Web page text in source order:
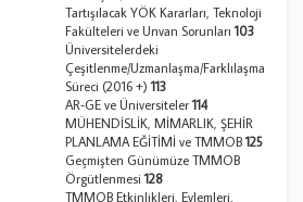
Tartışılacak YÖK Kararları, Teknoloji
Fakülteleri ve Unvan Sorunları103
Üniversitelerdeki
Çeşitlenme/Uzmanlaşma/Farklılaşma
Süreci (2016 +)113
AR-GE ve Üniversiteler114
MÜHENDİSLİK, MİMARLIK, ŞEHİR
PLANLAMA EĞİTİMİ ve TMMOB125
Geçmişten Günümüze TMMOB
Örgütlenmesi128
TMMOB Etkinlikleri, Eylemleri,